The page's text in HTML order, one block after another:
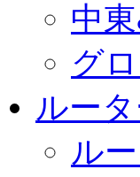
中
グ
ルー
ル